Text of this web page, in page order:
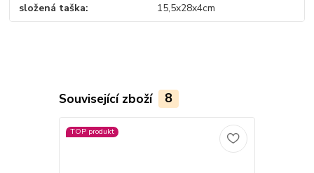
složená taška 15,5x28x4cm
Související zboží 8
TOP produkt